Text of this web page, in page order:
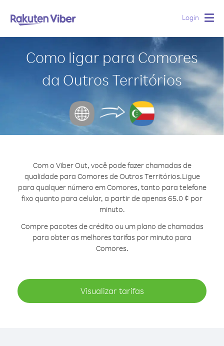
Login
Como ligar para Comores
da Outros Territórios
Com o Viber Out, você pode fazer chamadas de
qualidade para Comores de Outros Territórios.Ligue
para qualquer número em Comores, tanto para telefone
fixo quanto para celular, a partir de apenas 65.0 ¢ por
minuto.
Compre pacotes de crédito ou um plano de chamadas
para obter as melhores tarifas por minuto para
Comores.
Visualizar tarifas